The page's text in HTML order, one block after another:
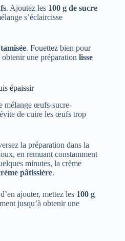
. Ajoutez les 100 g de sucre
s’éclaircisse
. Fouettez bien pour
une préparation lisse
épaissir
mélange œufs-sucre-
de cuire les œufs trop
la préparation dans la
en remuant constamment
minutes, la crème
pâtissière.
ajouter, mettez les 100 g
jusqu’à obtenir une